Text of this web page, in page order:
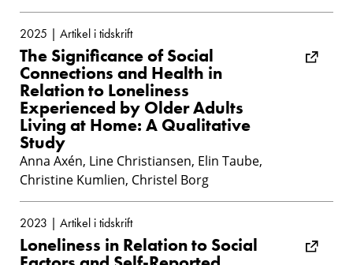
2025 | Artikel i tidskrift
The Significance of Social
Connections and Health in
Relation to Loneliness
Experienced by Older Adults
Living at Home: A Qualitative
Study
Anna Axén, Line Christiansen, Elin Taube,
Christine Kumlien, Christel Borg
2023 | Artikel i tidskrift
Loneliness in Relation to Social